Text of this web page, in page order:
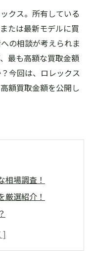
クス。所有している
たは最新モデルに買
の相談が考えられま
最も高額な買取金額
今回は、ロレックス
額買取金額を公開し
相場調査！
厳選紹介！
は？